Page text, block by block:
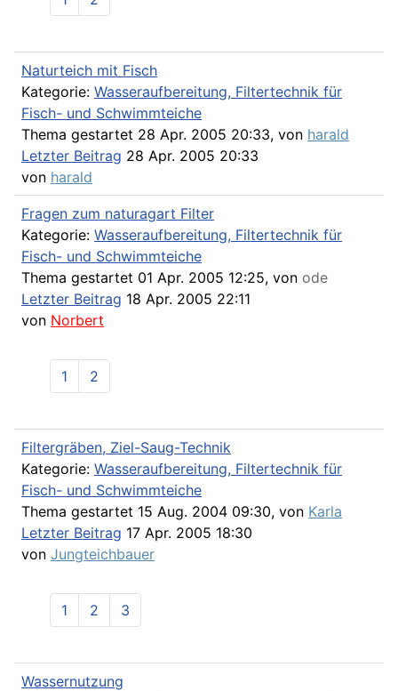
Naturteich mit Fisch
Kategorie: Wasseraufbereitung, Filtertechnik für
Fisch- und Schwimmteiche
Thema gestartet 28 Apr. 2005 20:33, von harald
Letzter Beitrag 28 Apr. 2005 20:33
von harald
Fragen zum naturagart Filter
Kategorie: Wasseraufbereitung, Filtertechnik für
Fisch- und Schwimmteiche
Thema gestartet 01 Apr. 2005 12:25, von ode
Letzter Beitrag 18 Apr. 2005 22:11
von Norbert
1 2
Filtergräben, Ziel-Saug-Technik
Kategorie: Wasseraufbereitung, Filtertechnik für
Fisch- und Schwimmteiche
Thema gestartet 15 Aug. 2004 09:30, von Karla
Letzter Beitrag 17 Apr. 2005 18:30
von Jungteichbauer
1 2 3
Wassernutzung